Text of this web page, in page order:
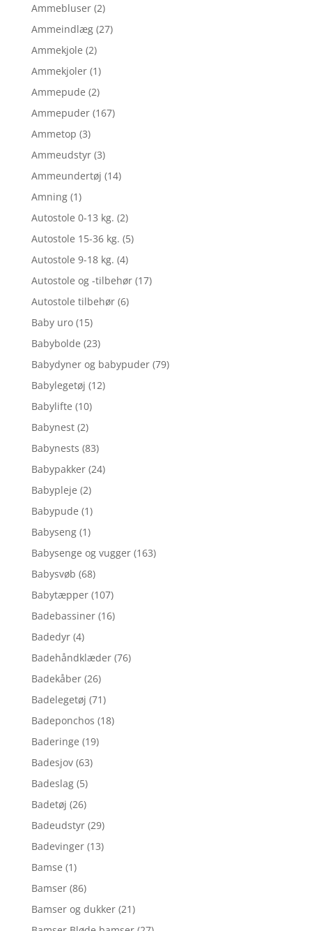
Ammebluser (2)
Ammeindlæg (27)
Ammekjole (2)
Ammekjoler (1)
Ammepude (2)
Ammepuder (167)
Ammetop (3)
Ammeudstyr (3)
Ammeundertøj (14)
Amning (1)
Autostole 0-13 kg. (2)
Autostole 15-36 kg. (5)
Autostole 9-18 kg. (4)
Autostole og -tilbehør (17)
Autostole tilbehør (6)
Baby uro (15)
Babybolde (23)
Babydyner og babypuder (79)
Babylegetøj (12)
Babylifte (10)
Babynest (2)
Babynests (83)
Babypakker (24)
Babypleje (2)
Babypude (1)
Babyseng (1)
Babysenge og vugger (163)
Babysvøb (68)
Babytæpper (107)
Badebassiner (16)
Badedyr (4)
Badehåndklæder (76)
Badekåber (26)
Badelegetøj (71)
Badeponchos (18)
Baderinge (19)
Badesjov (63)
Badeslag (5)
Badetøj (26)
Badeudstyr (29)
Badevinger (13)
Bamse (1)
Bamser (86)
Bamser og dukker (21)